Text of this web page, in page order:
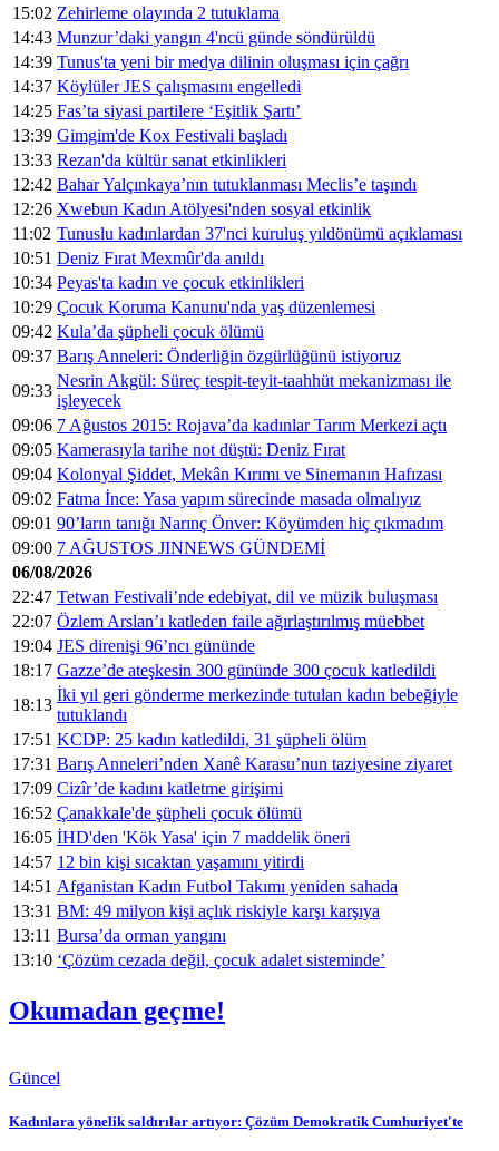
15:02 Zehirleme olayında 2 tutuklama
14:43 Munzur’daki yangın 4'ncü günde söndürüldü
14:39 Tunus'ta yeni bir medya dilinin oluşması için çağrı
14:37 Köylüler JES çalışmasını engelledi
14:25 Fas’ta siyasi partilere ‘Eşitlik Şartı’
13:39 Gimgim'de Kox Festivali başladı
13:33 Rezan'da kültür sanat etkinlikleri
12:42 Bahar Yalçınkaya’nın tutuklanması Meclis’e taşındı
12:26 Xwebun Kadın Atölyesi'nden sosyal etkinlik
11:02 Tunuslu kadınlardan 37'nci kuruluş yıldönümü açıklaması
10:51 Deniz Fırat Mexmûr'da anıldı
10:34 Peyas'ta kadın ve çocuk etkinlikleri
10:29 Çocuk Koruma Kanunu'nda yaş düzenlemesi
09:42 Kula’da şüpheli çocuk ölümü
09:37 Barış Anneleri: Önderliğin özgürlüğünü istiyoruz
09:33
Nesrin Akgül: Süreç tespit-teyit-taahhüt mekanizması ile
işleyecek
09:06 7 Ağustos 2015: Rojava’da kadınlar Tarım Merkezi açtı
09:05 Kamerasıyla tarihe not düştü: Deniz Fırat
09:04 Kolonyal Şiddet, Mekân Kırımı ve Sinemanın Hafızası
09:02 Fatma İnce: Yasa yapım sürecinde masada olmalıyız
09:01 90’ların tanığı Narınç Önver: Köyümden hiç çıkmadım
09:00 7 AĞUSTOS JINNEWS GÜNDEMİ
06/08/2026
22:47 Tetwan Festivali’nde edebiyat, dil ve müzik buluşması
22:07 Özlem Arslan’ı katleden faile ağırlaştırılmış müebbet
19:04 JES direnişi 96’ncı gününde
18:17 Gazze’de ateşkesin 300 gününde 300 çocuk katledildi
18:13
İki yıl geri gönderme merkezinde tutulan kadın bebeğiyle
tutuklandı
17:51 KCDP: 25 kadın katledildi, 31 şüpheli ölüm
17:31 Barış Anneleri’nden Xanê Karasu’nun taziyesine ziyaret
17:09 Cizîr’de kadını katletme girişimi
16:52 Çanakkale'de şüpheli çocuk ölümü
16:05 İHD'den 'Kök Yasa' için 7 maddelik öneri
14:57 12 bin kişi sıcaktan yaşamını yitirdi
14:51 Afganistan Kadın Futbol Takımı yeniden sahada
13:31 BM: 49 milyon kişi açlık riskiyle karşı karşıya
13:11 Bursa’da orman yangını
13:10 ‘Çözüm cezada değil, çocuk adalet sisteminde’
Okumadan geçme!
Güncel
Kadınlara yönelik saldırılar artıyor: Çözüm Demokratik Cumhuriyet'te